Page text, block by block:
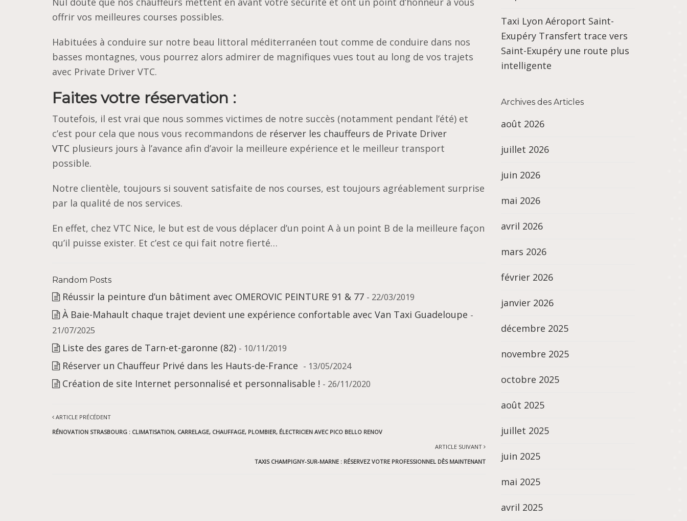
offrir vos meilleures courses possibles.
Habituées à conduire sur notre beau littoral méditerranéen tout comme de conduire dans nos
basses montagnes, vous pourrez alors admirer de magnifiques vues tout au long de vos trajets
avec Private Driver VTC.
Faites votre réservation :
Toutefois, il est vrai que nous sommes victimes de notre succès (notamment pendant l’été) et
c’est pour cela que nous vous recommandons de réserver les chauffeurs de Private Driver
VTC plusieurs jours à l’avance afin d’avoir la meilleure expérience et le meilleur transport
possible.
Notre clientèle, toujours si souvent satisfaite de nos courses, est toujours agréablement surprise
par la qualité de nos services.
En effet, chez VTC Nice, le but est de vous déplacer d’un point A à un point B de la meilleure façon
qu’il puisse exister. Et c’est ce qui fait notre fierté…
Random Posts
Réussir la peinture d’un bâtiment avec OMEROVIC PEINTURE 91 & 77 - 22/03/2019
À Baie-Mahault chaque trajet devient une expérience confortable avec Van Taxi Guadeloupe -
21/07/2025
Liste des gares de Tarn-et-garonne (82) - 10/11/2019
Réserver un Chauffeur Privé dans les Hauts-de-France - 13/05/2024
Création de site Internet personnalisé et personnalisable ! - 26/11/2020
ARTICLE PRÉCÉDENT
RÉNOVATION STRASBOURG : CLIMATISATION, CARRELAGE, CHAUFFAGE, PLOMBIER, ÉLECTRICIEN AVEC PICO BELLO RENOV
ARTICLE SUIVANT
TAXIS CHAMPIGNY-SUR-MARNE : RÉSERVEZ VOTRE PROFESSIONNEL DÈS MAINTENANT
Taxi Lyon Aéroport Saint-
Exupéry Transfert trace vers
Saint-Exupéry une route plus
intelligente
Archives des Articles
août 2026
juillet 2026
juin 2026
mai 2026
avril 2026
mars 2026
février 2026
janvier 2026
décembre 2025
novembre 2025
octobre 2025
août 2025
juillet 2025
juin 2025
mai 2025
avril 2025